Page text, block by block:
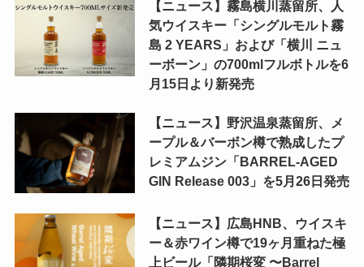
【ニュース】霧島横川蒸留所、人
気ウイスキー「シングルモルト霧
島 2 YEARS」および「横川 ニュ
ーボーン」の700mlフルボトルを6
月15日より新発売
【ニュース】野沢温泉蒸留所、メ
ープル＆バーボン樽で熟成したプ
レミアムジン「BARREL-AGED
GIN Release 003」を5月26日発売
【ニュース】広島HNB、ウイスキ
ー＆赤ワイン樽で19ヶ月重ねた極
上ビール「隣期桜変 〜Barrel